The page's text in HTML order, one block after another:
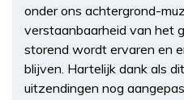
onder ons achtergrond-
verstaanbaarheid van het
storend wordt ervaren en
blijven. Hartelijk dank als
uitzendingen nog